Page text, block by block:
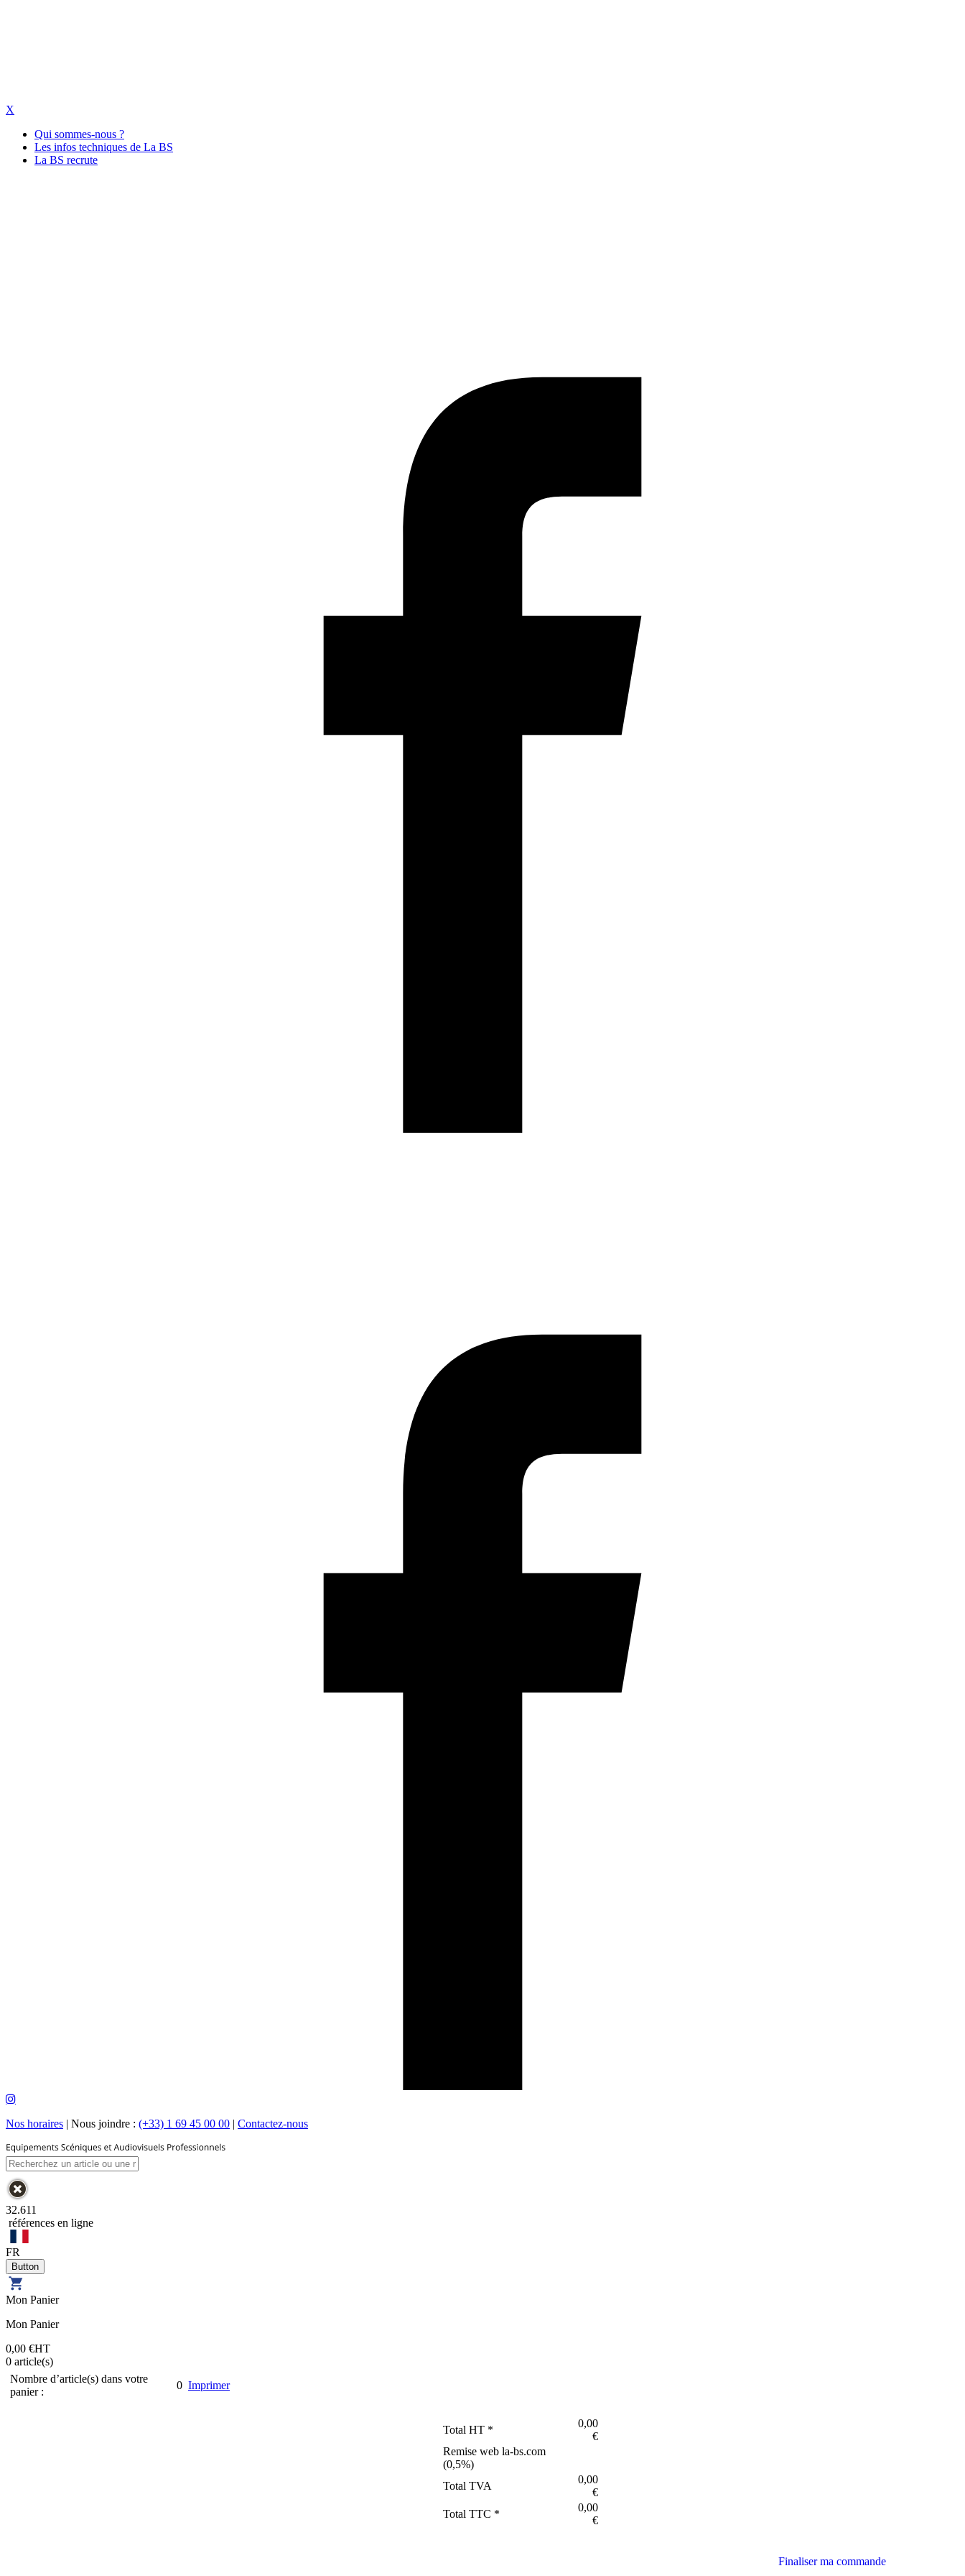
X
Qui sommes-nous ?
Les infos techniques de La BS
La BS recrute
Nos horaires | Nous joindre : (+33) 1 69 45 00 00 | Contactez-nous
32.611
références en ligne
FR
Mon Panier
Mon Panier
0,00 €HT
0 article(s)
Nombre d’article(s) dans votre
panier :
0 Imprimer
Total HT *
0,00
€
Remise web la-bs.com
(0,5%)
Total TVA
0,00
€
Total TTC *
0,00
€
Finaliser ma commande